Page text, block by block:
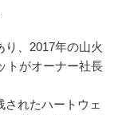
、2017年の山火
トがオーナー社長
れたハートウェ